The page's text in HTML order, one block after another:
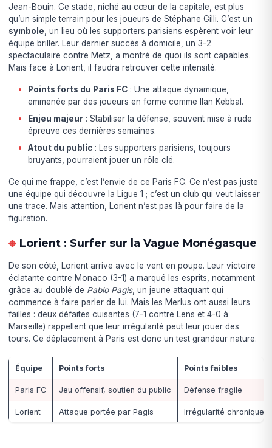
Jean-Bouin. Ce stade, niché au cœur de la capitale, est plus
qu’un simple terrain pour les joueurs de Stéphane Gilli. C’est un
symbole , un lieu où les supporters parisiens espèrent voir leur
équipe briller. Leur dernier succès à domicile, un 3-2
spectaculaire contre Metz, a montré de quoi ils sont capables.
Mais face à Lorient, il faudra retrouver cette intensité.
Points forts du Paris FC : Une attaque dynamique,
emmenée par des joueurs en forme comme Ilan Kebbal.
Enjeu majeur : Stabiliser la défense, souvent mise à rude
épreuve ces dernières semaines.
Atout du public : Les supporters parisiens, toujours
bruyants, pourraient jouer un rôle clé.
Ce qui me frappe, c’est l’envie de ce Paris FC. Ce n’est pas juste
une équipe qui découvre la Ligue 1 ; c’est un club qui veut laisser
une trace. Mais attention, Lorient n’est pas là pour faire de la
figuration.
Lorient : Surfer sur la Vague Monégasque
De son côté, Lorient arrive avec le vent en poupe. Leur victoire
éclatante contre Monaco (3-1) a marqué les esprits, notamment
grâce au doublé de Pablo Pagis, un jeune attaquant qui
commence à faire parler de lui. Mais les Merlus ont aussi leurs
failles : deux défaites cuisantes (7-1 contre Lens et 4-0 à
Marseille) rappellent que leur irrégularité peut leur jouer des
tours. Ce déplacement à Paris est donc un test grandeur nature.
Équipe Points forts Points faibles
Paris FC Jeu offensif, soutien du public Défense fragile
Lorient Attaque portée par Pagis Irrégularité chronique